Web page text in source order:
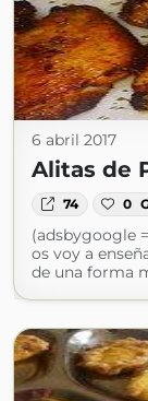
6 abril 2017
Alitas de
74 0
(adsbygoogle
os voy a
de una forma